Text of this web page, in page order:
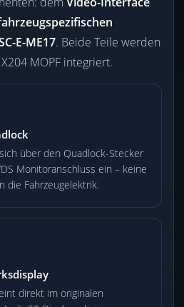
E-ME17. Beide Teile werden
MOPF integriert.
über den Quadlock-Stecker
Monitoranschluss ein – keine
die Fahrzeugelektrik.
direkt im originalen